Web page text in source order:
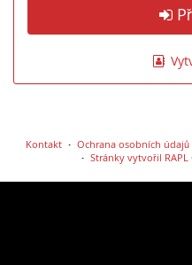
Kontakt Ochrana osobních údajů
Stránky vytvořil RAPL